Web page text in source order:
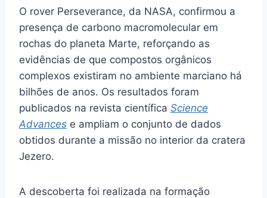
O rover Perseverance, da NASA, confirmou a
presença de carbono macromolecular em
rochas do planeta Marte, reforçando as
evidências de que compostos orgânicos
complexos existiram no ambiente marciano há
bilhões de anos. Os resultados foram
publicados na revista científica Science
Advances e ampliam o conjunto de dados
obtidos durante a missão no interior da cratera
Jezero.
A descoberta foi realizada na formação